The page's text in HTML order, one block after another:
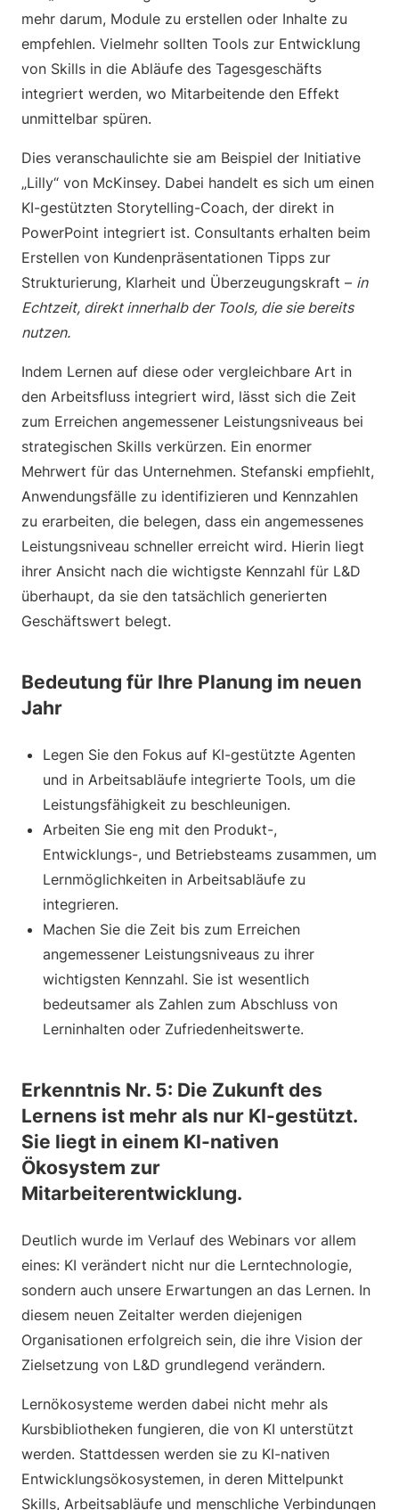
mehr darum, Module zu erstellen oder Inhalte zu
empfehlen. Vielmehr sollten Tools zur Entwicklung
von Skills in die Abläufe des Tagesgeschäfts
integriert werden, wo Mitarbeitende den Effekt
unmittelbar spüren.
Dies veranschaulichte sie am Beispiel der Initiative
„Lilly“ von McKinsey. Dabei handelt es sich um einen
KI-gestützten Storytelling-Coach, der direkt in
PowerPoint integriert ist. Consultants erhalten beim
Erstellen von Kundenpräsentationen Tipps zur
Strukturierung, Klarheit und Überzeugungskraft – in
Echtzeit, direkt innerhalb der Tools, die sie bereits
nutzen.
Indem Lernen auf diese oder vergleichbare Art in
den Arbeitsfluss integriert wird, lässt sich die Zeit
zum Erreichen angemessener Leistungsniveaus bei
strategischen Skills verkürzen. Ein enormer
Mehrwert für das Unternehmen. Stefanski empfiehlt,
Anwendungsfälle zu identifizieren und Kennzahlen
zu erarbeiten, die belegen, dass ein angemessenes
Leistungsniveau schneller erreicht wird. Hierin liegt
ihrer Ansicht nach die wichtigste Kennzahl für L&D
überhaupt, da sie den tatsächlich generierten
Geschäftswert belegt.
Bedeutung für Ihre Planung im neuen
Jahr
Legen Sie den Fokus auf KI-gestützte Agenten
und in Arbeitsabläufe integrierte Tools, um die
Leistungsfähigkeit zu beschleunigen.
Arbeiten Sie eng mit den Produkt-,
Entwicklungs-, und Betriebsteams zusammen, um
Lernmöglichkeiten in Arbeitsabläufe zu
integrieren.
Machen Sie die Zeit bis zum Erreichen
angemessener Leistungsniveaus zu ihrer
wichtigsten Kennzahl. Sie ist wesentlich
bedeutsamer als Zahlen zum Abschluss von
Lerninhalten oder Zufriedenheitswerte.
Erkenntnis Nr. 5: Die Zukunft des
Lernens ist mehr als nur KI-gestützt.
Sie liegt in einem KI-nativen
Ökosystem zur
Mitarbeiterentwicklung.
Deutlich wurde im Verlauf des Webinars vor allem
eines: KI verändert nicht nur die Lerntechnologie,
sondern auch unsere Erwartungen an das Lernen. In
diesem neuen Zeitalter werden diejenigen
Organisationen erfolgreich sein, die ihre Vision der
Zielsetzung von L&D grundlegend verändern.
Lernökosysteme werden dabei nicht mehr als
Kursbibliotheken fungieren, die von KI unterstützt
werden. Stattdessen werden sie zu KI-nativen
Entwicklungsökosystemen, in deren Mittelpunkt
Skills, Arbeitsabläufe und menschliche Verbindungen